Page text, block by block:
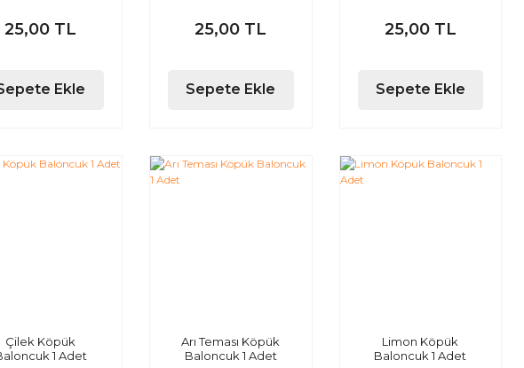
25,00 TL
Ekle
25,00 TL
Sepete Ekle
25,00 TL
Sepete Ekle
Çilek Köpük
1 Adet
Arı Teması Köpük
Baloncuk 1 Adet
Limon Köpük
Baloncuk 1 Adet